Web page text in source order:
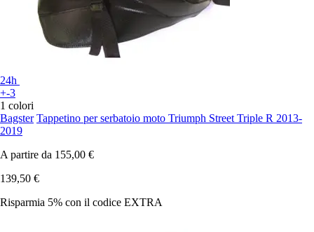
24h
+-3
1 colori
Bagster Tappetino per serbatoio moto Triumph Street Triple R 2013-
2019
A partire da 155,00 €
139,50 €
Risparmia 5% con il codice EXTRA